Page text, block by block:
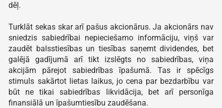
dēļ.
Turklāt sekas skar arī pašus akcionārus. Ja akcionārs nav
sniedzis sabiedrībai nepieciešamo informāciju, viņš var
zaudēt balsstiesības un tiesības saņemt dividendes, bet
galējā gadījumā arī tikt izslēgts no sabiedrības, viņa
akcijām pārejot sabiedrības īpašumā. Tas ir spēcīgs
stimuls sakārtot lietas laikus, jo cena par bezdarbību var
būt ne tikai sabiedrības likvidācija, bet arī personīga
finansiālā un īpašumtiesību zaudēšana.